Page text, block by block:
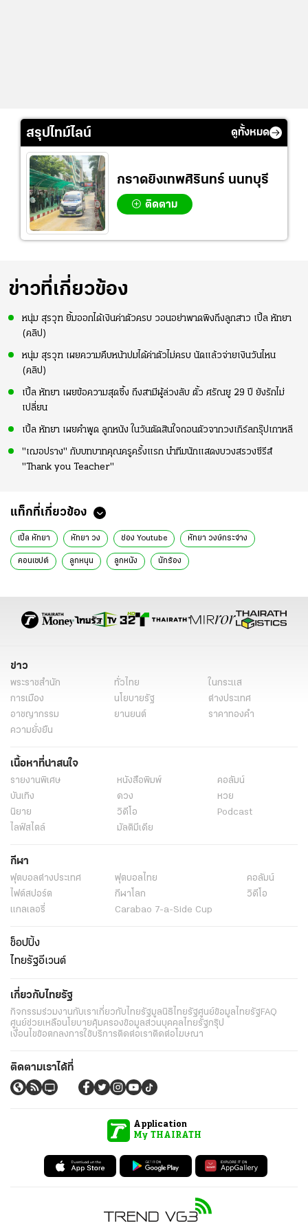
สรุปไทม์ไลน์ ดูทั้งหมด
กราดยิงเทพศิรินทร์ นนทบุรี
ติดตาม
ข่าวที่เกี่ยวข้อง
หนุ่ม สุรวุฑ ยิ้มออกได้เงินค่าตัวครบ วอนอย่าพาดพิงถึงลูกสาว เปิ้ล หัทยา
(คลิป)
หนุ่ม สุรวุฑ เผยความคืบหน้าปมได้ค่าตัวไม่ครบ นัดแล้วจ่ายเงินวันไหน
(คลิป)
เปิ้ล หัทยา เผยข้อความสุดซึ้ง ถึงสามีผู้ล่วงลับ ตั้ว ศรัณยู 29 ปี ยังรักไม่
เปลี่ยน
เปิ้ล หัทยา เผยคำพูด ลูกหนัง ในวันตัดสินใจถอนตัวจากวงเกิร์ลกรุ๊ปเกาหลี
"เฌอปราง" กับบทบาทคุณครูครั้งแรก นำทีมนักแสดงบวงสรวงซีรีส์
"Thank you Teacher"
แท็กที่เกี่ยวข้อง
เปิ้ล หัทยา หัทยา วง ช่อง Youtube หัทยา วงษ์กระจ่าง
คอนเซปต์ ลูกหนุน ลูกหนัง นักร้อง
ข่าว
พระราชสำนัก ทั่วไทย
ในกระแส
การเมือง
นโยบายรัฐ
ต่างประเทศ
อาชญากรรม
ยานยนต์
ราคาทองคำ
ความยั่งยืน
เนื้อหาที่น่าสนใจ
รายงานพิเศษ หนังสือพิมพ์
คอลัมน์
บันเทิง
ดวง
หวย
นิยาย
วิดีโอ
Podcast
ไลฟ์สไตล์
มัลติมีเดีย
กีฬา
ฟุตบอลต่่างประเทศ ฟุตบอลไทย
คอลัมน์
ไฟต์สปอร์ต
กีฬาโลก
วิดีโอ
แกลเลอรี่
Carabao 7-a-Side Cup
ช็อปปิ้ง
ไทยรัฐอีเวนต์
เกี่ยวกับไทยรัฐ
กิจกรรมร่วมงานกับเราเกี่ยวกับไทยรัฐมูลนิธิไทยรัฐศูนย์ข้อมูลไทยรัฐFAQ
ศูนย์ช่วยเหลือนโยบายคุ้มครองข้อมูลส่วนบุคคลไทยรัฐกรุ๊ป
เงื่อนไขข้อตกลงการใช้บริการติดต่อเราติดต่อโฆษณา
ติดตามเราได้ที่
Application
My THAIRATH